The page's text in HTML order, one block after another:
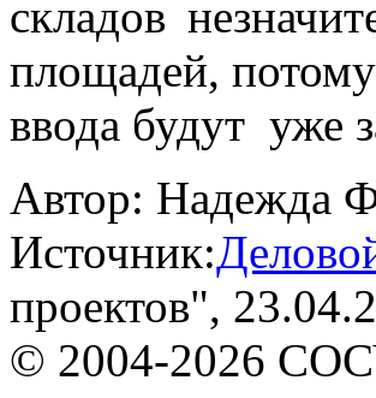
складов
площадей,
ввода будут уже
Автор: Надежда
Источник:
проектов",
© 2004-2026